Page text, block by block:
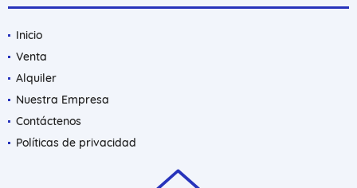
Inicio
Venta
Alquiler
Nuestra Empresa
Contáctenos